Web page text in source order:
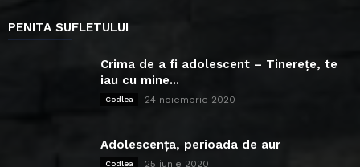
PENITA SUFLETULUI
Crima de a fi adolescent – Tinerețe, te
iau cu mine...
Codlea 24 noiembrie 2020
Adolescența, perioada de aur
Codlea 25 iunie 2020